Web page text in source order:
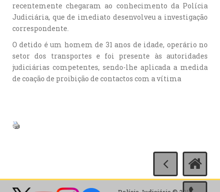
recentemente chegaram ao conhecimento da Polícia
Judiciária, que de imediato desenvolveu a investigação
correspondente.
O detido é um homem de 31 anos de idade, operário no
setor dos transportes e foi presente às autoridades
judiciárias competentes, sendo-lhe aplicada a medida
de coação de proibição de contactos com a vítima